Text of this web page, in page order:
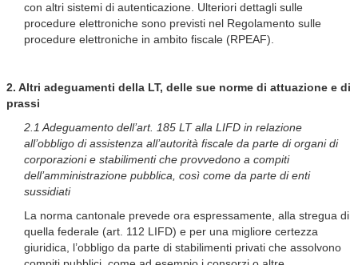
con altri sistemi di autenticazione. Ulteriori dettagli sulle
procedure elettroniche sono previsti nel Regolamento sulle
procedure elettroniche in ambito fiscale (RPEAF).
2. Altri adeguamenti della LT, delle sue norme di attuazione e di
prassi
2.1 Adeguamento dell’art. 185 LT alla LIFD in relazione
all’obbligo di assistenza all’autorità fiscale da parte di organi di
corporazioni e stabilimenti che provvedono a compiti
dell’amministrazione pubblica, così come da parte di enti
sussidiati
La norma cantonale prevede ora espressamente, alla stregua di
quella federale (art. 112 LIFD) e per una migliore certezza
giuridica, l’obbligo da parte di stabilimenti privati che assolvono